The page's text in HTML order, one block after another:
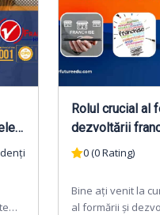
Rolul crucial al
dezvoltării
afacerii
0 (0 Rating)
Bine ați venit la
al formării și